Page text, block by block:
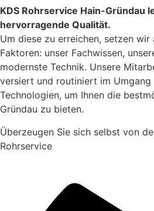
KDS Rohrservice Hain-Gründau
hervorragende Qualität.
Um diese zu erreichen, setzen
Faktoren: unser Fachwissen,
modernste Technik. Unsere
versiert und routiniert im Umgang
Technologien, um Ihnen die
Gründau zu bieten.
Überzeugen Sie sich selbst von
Rohrservice